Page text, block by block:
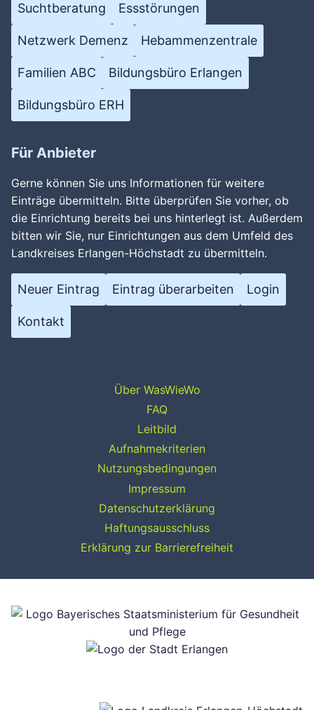
Suchtberatung Essstörungen
Netzwerk Demenz Hebammenzentrale
Familien ABC Bildungsbüro Erlangen
Bildungsbüro ERH
Für Anbieter
Gerne können Sie uns Informationen für weitere
Einträge übermitteln. Bitte überprüfen Sie vorher, ob
die Einrichtung bereits bei uns hinterlegt ist. Außerdem
bitten wir Sie, nur Einrichtungen aus dem Umfeld des
Landkreises Erlangen-Höchstadt zu übermitteln.
Neuer Eintrag Eintrag überarbeiten Login
Kontakt
Über WasWieWo
FAQ
Leitbild
Aufnahmekriterien
Nutzungsbedingungen
Impressum
Datenschutzerklärung
Haftungsausschluss
Erklärung zur Barrierefreiheit